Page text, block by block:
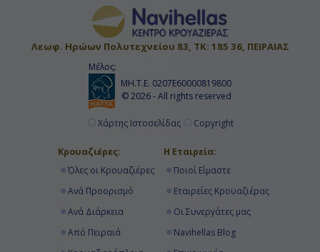
Λεωφ. Ηρώων Πολυτεχνείου 83, ΤΚ: 185 36, ΠΕΙΡΑΙΑΣ
Μέλος:
ΜΗ.Τ.Ε. 0207Ε60000819800
© 2026 - All rights reserved
Χάρτης Ιστοσελίδας Copyright
Κρουαζιέρες:
Όλες οι Κρουαζιέρες
Ανά Προορισμό
Ανά Διάρκεια
Από Πειραιά
Η Εταιρεία:
Ποιοί Είμαστε
Εταιρείες Κρουαζιέρας
Οι Συνεργάτες μας
Navihellas Blog